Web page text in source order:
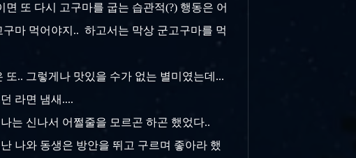
또 다시 고구마를 굽는 습관적(?) 행동은 어
마 먹어야지.. 하고서는 막상 군고구마를 먹
.. 그렇게나 맛있을 수가 없는 별미였는데...
라면 냄새....
는 신나서 어쩔줄을 모르곤 하곤 했었다..
나와 동생은 방안을 뛰고 구르며 좋아라 했